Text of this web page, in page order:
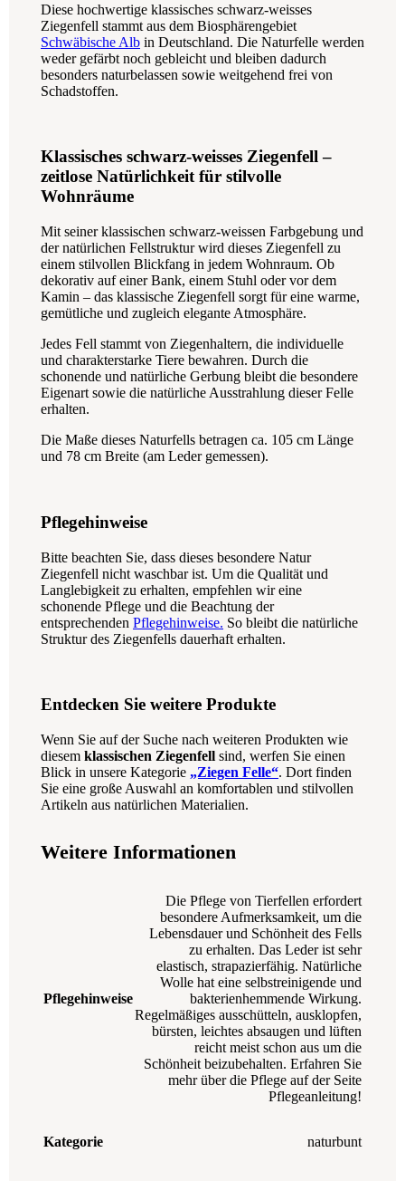
Diese hochwertige klassisches schwarz-weisses
Ziegenfell stammt aus dem Biosphärengebiet
Schwäbische Alb in Deutschland. Die Naturfelle werden
weder gefärbt noch gebleicht und bleiben dadurch
besonders naturbelassen sowie weitgehend frei von
Schadstoffen.
Klassisches schwarz-weisses Ziegenfell –
zeitlose Natürlichkeit für stilvolle
Wohnräume
Mit seiner klassischen schwarz-weissen Farbgebung und
der natürlichen Fellstruktur wird dieses Ziegenfell zu
einem stilvollen Blickfang in jedem Wohnraum. Ob
dekorativ auf einer Bank, einem Stuhl oder vor dem
Kamin – das klassische Ziegenfell sorgt für eine warme,
gemütliche und zugleich elegante Atmosphäre.
Jedes Fell stammt von Ziegenhaltern, die individuelle
und charakterstarke Tiere bewahren. Durch die
schonende und natürliche Gerbung bleibt die besondere
Eigenart sowie die natürliche Ausstrahlung dieser Felle
erhalten.
Die Maße dieses Naturfells betragen ca. 105 cm Länge
und 78 cm Breite (am Leder gemessen).
Pflegehinweise
Bitte beachten Sie, dass dieses besondere Natur
Ziegenfell nicht waschbar ist. Um die Qualität und
Langlebigkeit zu erhalten, empfehlen wir eine
schonende Pflege und die Beachtung der
entsprechenden Pflegehinweise. So bleibt die natürliche
Struktur des Ziegenfells dauerhaft erhalten.
Entdecken Sie weitere Produkte
Wenn Sie auf der Suche nach weiteren Produkten wie
diesem klassischen Ziegenfell sind, werfen Sie einen
Blick in unsere Kategorie „Ziegen Felle“. Dort finden
Sie eine große Auswahl an komfortablen und stilvollen
Artikeln aus natürlichen Materialien.
Weitere Informationen
Pflegehinweise
Die Pflege von Tierfellen erfordert
besondere Aufmerksamkeit, um die
Lebensdauer und Schönheit des Fells
zu erhalten. Das Leder ist sehr
elastisch, strapazierfähig. Natürliche
Wolle hat eine selbstreinigende und
bakterienhemmende Wirkung.
Regelmäßiges ausschütteln, ausklopfen,
bürsten, leichtes absaugen und lüften
reicht meist schon aus um die
Schönheit beizubehalten. Erfahren Sie
mehr über die Pflege auf der Seite
Pflegeanleitung!
Kategorie naturbunt